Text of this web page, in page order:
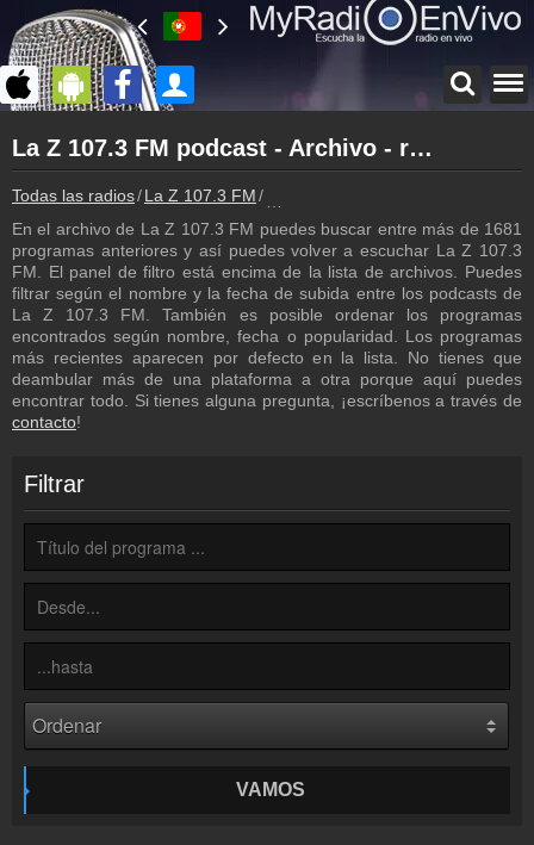
myradioenvivo.mx
La Z 107.3 FM
Atrás a la página de La Z 107.3 FM
Inicio de sesión
¡Crea una cuenta propia!
Lista de canciones
Descubre lo que ha sonado hasta ahora
Programación
Los programas de La Z 107.3 FM
Cámara de web
Contacto
¡Escríbenos!
Colaboración
¡Envía tu radio!
Inclúyelo a tu sitio web
La Z 107.3 FM podcast - Archivo - repetición de los programas
Todas las radios La Z 107.3 FM
En el archivo de La Z 107.3 FM puedes buscar entre más de 1681
programas anteriores y así puedes volver a escuchar La Z 107.3
FM. El panel de filtro está encima de la lista de archivos. Puedes
filtrar según el nombre y la fecha de subida entre los podcasts de
La Z 107.3 FM. También es posible ordenar los programas
encontrados según nombre, fecha o popularidad. Los programas
más recientes aparecen por defecto en la lista. No tienes que
deambular más de una plataforma a otra porque aquí puedes
encontrar todo. Si tienes alguna pregunta, ¡escríbenos a través de
contacto!
Filtrar
VAMOS